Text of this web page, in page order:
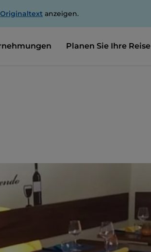
Originaltext anzeigen.
Planen Sie Ihre Reise